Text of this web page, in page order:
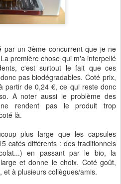
par un 3ème concurrent que je ne
première chose qui m'a interpellé
c'est surtout le fait que ces
pas biodégradables. Coté prix,
partir de 0,24 €, ce qui reste donc
A noter aussi le problème des
ne rendent pas le produit trop
là.
plus large que les capsules
cafés différents : des traditionnels
en passant par le bio, la
et donne le choix. Coté goût,
à plusieurs collègues/amis.